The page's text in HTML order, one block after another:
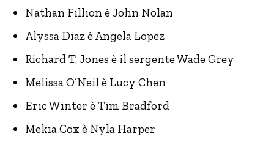
Nathan Fillion è John Nolan
Alyssa Diaz è Angela Lopez
Richard T. Jones è il sergente Wade Grey
Melissa O’Neil è Lucy Chen
Eric Winter è Tim Bradford
Mekia Cox è Nyla Harper